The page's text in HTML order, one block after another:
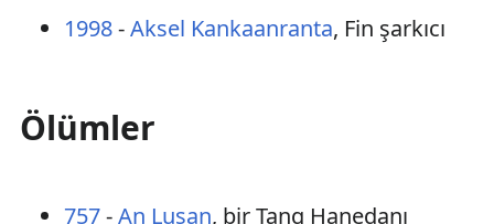
1998-Aksel Kankaanranta, Fin şarkıcı
Ölümler
757-An Luşan, bir Tang Hanedanı